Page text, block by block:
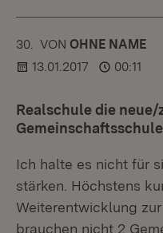
30. KOMMENTAR
VON :OHNE NAME
13.01.2017
00:11
Realschule die
Ich halte es nicht für
stärken. Höchstens
Weiterentwicklung
brauchen nicht 2